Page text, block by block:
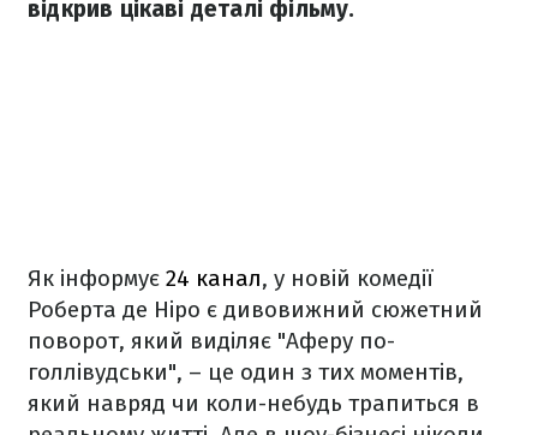
відкрив цікаві деталі фільму.
Як інформує 24 канал, у новій комедії
Роберта де Ніро є дивовижний сюжетний
поворот, який виділяє "Аферу по-
голлівудськи", – це один з тих моментів,
який навряд чи коли-небудь трапиться в